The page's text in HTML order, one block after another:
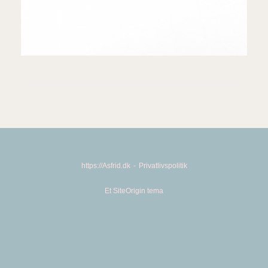
https://Asfrid.dk Privatlivspolitik
Et SiteOrigin tema